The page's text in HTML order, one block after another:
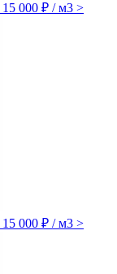
15 000 ₽ / м3 >
15 000 ₽ / м3 >